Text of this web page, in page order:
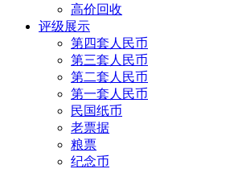
高价回收
评级展示
第四套人民币
第三套人民币
第二套人民币
第一套人民币
民国纸币
老票据
粮票
纪念币